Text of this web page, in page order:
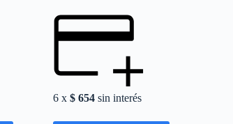
6 x$ 654 sin interés